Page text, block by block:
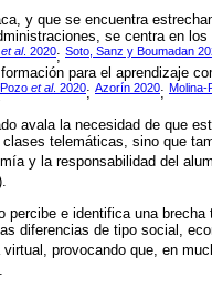
y que se encuentra
se centra en
et al. 2020; Soto, Sanz y Boumadan
para el aprendizaje
Pozo et al. 2020; Azorín 2020; Molina-
avala la necesidad de que
telemáticas, sino que
y la responsabilidad del
percibe e identifica una
diferencias de tipo social,
provocando que, en